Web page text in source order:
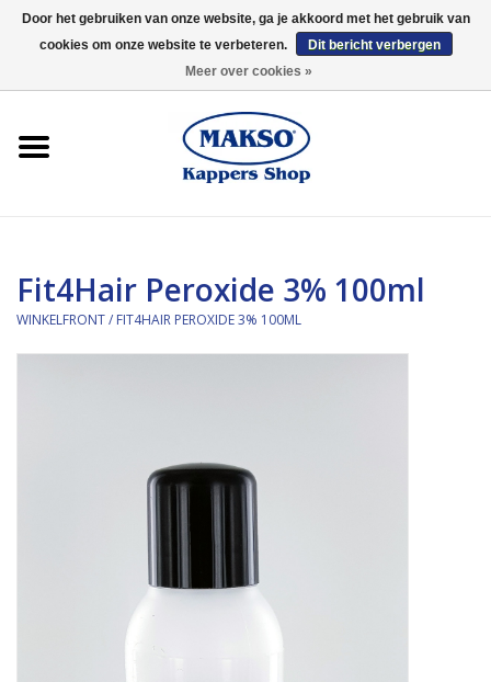
0 Artikelen - €0,00
Kaaral
360
Fit4Hair Peroxide 3% 100ml
WINKELFRONT/ FIT4HAIR PEROXIDE 3% 100ML
Door het gebruiken van onze website, ga je akkoord met het gebruik van
cookies om onze website te verbeteren.
Dit bericht verbergen
Meer over cookies »